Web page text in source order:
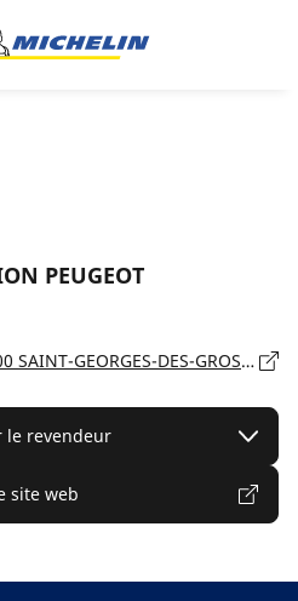
PEUGEOT
68 Rue des Canadiens, 61100 SAINT-GEORGES-DES-GROSEILLERS
le revendeur
site web